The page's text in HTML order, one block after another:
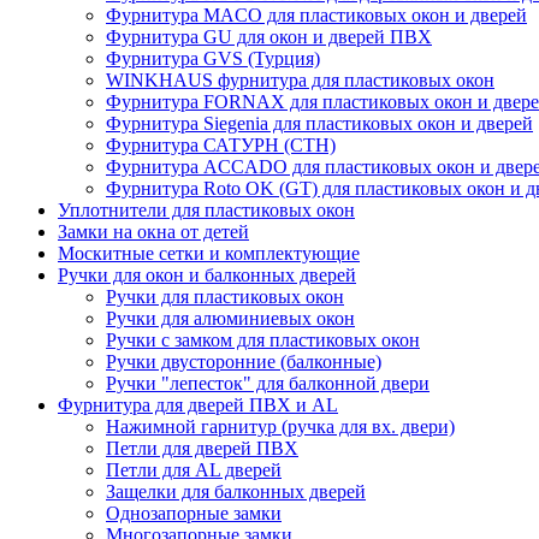
Фурнитура MACO для пластиковых окон и дверей
Фурнитура GU для окон и дверей ПВХ
Фурнитура GVS (Турция)
WINKHAUS фурнитура для пластиковых окон
Фурнитура FORNAX для пластиковых окон и
Фурнитура Siegenia для пластиковых окон и дверей
Фурнитура САТУРН (СТН)
Фурнитура ACCADO для пластиковых окон и
Фурнитура Roto OK (GT) для пластиковых окон и
Уплотнители для пластиковых окон
Замки на окна от детей
Москитные сетки и комплектующие
Ручки для окон и балконных дверей
Ручки для пластиковых окон
Ручки для алюминиевых окон
Ручки с замком для пластиковых окон
Ручки двусторонние (балконные)
Ручки "лепесток" для балконной двери
Фурнитура для дверей ПВХ и AL
Нажимной гарнитур (ручка для вх. двери)
Петли для дверей ПВХ
Петли для AL дверей
Защелки для балконных дверей
Однозапорные замки
Многозапорные замки